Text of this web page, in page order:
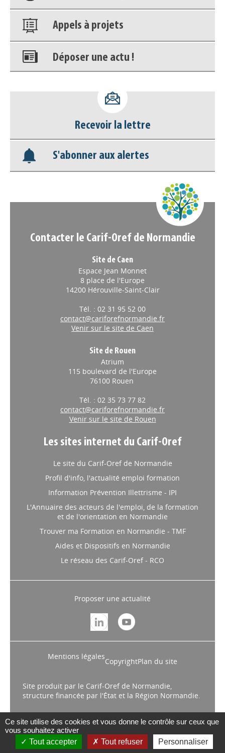
Appels à projets
Déposer une actu !
déconnecter)
Base documentaire
Nos veilles Scoop.it
Recevoir la lettre
S'abonner aux alertes
Contacter le Carif-Oref de Normandie
Site de Caen
Espace Jean Monnet
8 place de l'Europe
14200 Hérouville-Saint-Clair
Tél. : 02 31 95 52 00
contact@cariforefnormandie.fr
Venir sur le site de Caen
Site de Rouen
Atrium
115 boulevard de l'Europe
76100 Rouen
Tél. : 02 35 73 77 82
contact@cariforefnormandie.fr
Venir sur le site de Rouen
Les sites internet du Carif-Oref
Le site du Carif-Oref de Normandie
Profil d'info, l'actualité emploi formation
Information Prévention Illettrisme - IPI
L'Annuaire des acteurs de l'emploi, de la formation
et de l'orientation en Normandie
Trouver ma Formation en Normandie - TMF
Aides et Dispositifs en Normandie
Le réseau des Carif-Oref - RCO
Proposer une actualité
Mentions légales
CopyrightPlan du site
Site produit par le Carif-Oref de Normandie,
structure financée par l'État et la Région Normandie.
Ce site utilise des cookies et vous donne le contrôle sur ceux que
vous souhaitez activer
Tout accepter
Tout refuser Personnaliser